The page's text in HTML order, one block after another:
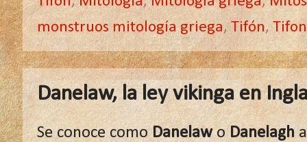
monstruos mitología griega,Tifón,
Danelaw, la ley vikinga en
Se conoce comoDanelawoDanelagh